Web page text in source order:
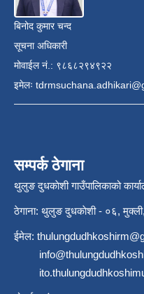
बिनोद कुमार चन्द
सूचना अधिकारी
मोवाईल नं.: ९८६८२९४९२२
इमेलः
सम्पर्क ठेगाना
थुलुङ दुधकाेशी गाउँपालिकाको
ठेगाना: थुलुङ दुधकाेशी - ०६,
ईमेल: